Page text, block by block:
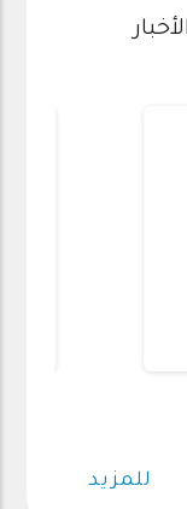
للمزيد